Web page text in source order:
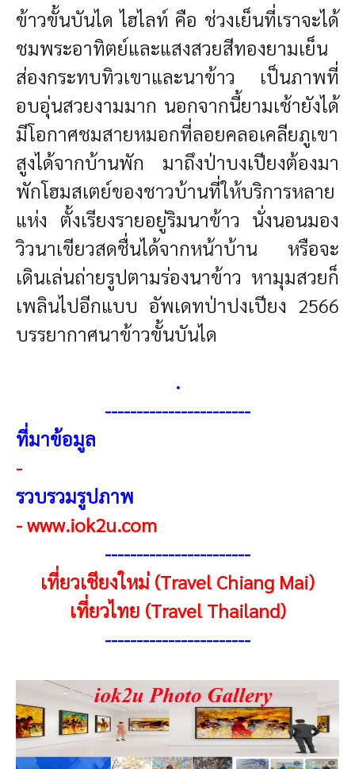
ข้าวขั้นบันได ไฮไลท์ คือ ช่วงเย็นที่เราจะได้
ชมพระอาทิตย์และแสงสวยสีทองยามเย็น
ส่องกระทบทิวเขาและนาข้าว เป็นภาพที่
อบอุ่นสวยงามมาก นอกจากนี้ยามเช้ายังได้
มีโอกาศชมสายหมอกที่ลอยคลอเคลียภูเขา
สูงได้จากบ้านพัก มาถึงป่าบงเปียงต้องมา
พักโฮมสเตย์ของชาวบ้านที่ให้บริการหลาย
แห่ง ตั้งเรียงรายอยู่ริมนาข้าว นั่งนอนมอง
วิวนาเขียวสดชื่นได้จากหน้าบ้าน หรือจะ
เดินเล่นถ่ายรูปตามร่องนาข้าว หามุมสวยก็
เพลินไปอีกแบบ อัพเดทป่าปงเปียง 2566
บรรยากาศนาข้าวขั้นบันได
.
-----------------------
ที่มาข้อมูล
-
รวบรวมรูปภาพ
-www.iok2u.com
-----------------------
เที่ยวเชียงใหม่ (Travel Chiang Mai)
เที่ยวไทย (Travel Thailand)
-----------------------